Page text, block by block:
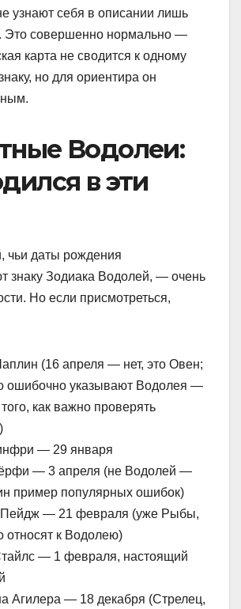
узнают себя в описании лишь
Это совершенно нормально —
карта не сводится к одному
но для ориентира он
Водолеи:
в эти
чьи даты рождения
знаку Зодиака Водолей, — очень
Но если присмотреться,
(16 апреля — нет, это Овен;
ошибочно указывают Водолея —
как важно проверять
— 29 января
— 3 апреля (не Водолей —
пример популярных ошибок)
Пейдж — 21 февраля (уже Рыбы,
относят к Водолею)
— 1 февраля, настоящий
Агилера — 18 декабря (Стрелец,